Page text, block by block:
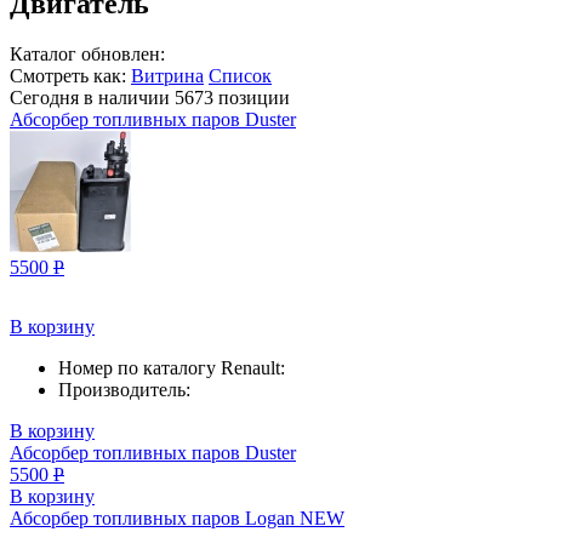
Каталог обновлен:
Смотреть как: Витрина Список
Сегодня в наличии 5673 позиции
Абсорбер топливных паров Duster
5500 Р
В корзину
Номер по каталогу Renault:
Производитель:
В корзину
Абсорбер топливных паров Duster
5500 Р
В корзину
Абсорбер топливных паров Logan NEW